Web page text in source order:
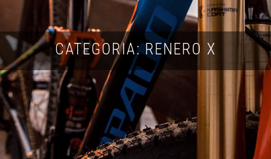
CATEGORIA: RENERO X